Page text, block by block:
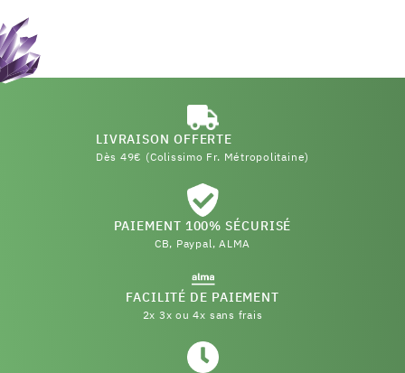
LIVRAISON OFFERTE
Dès 49€ (Colissimo Fr. Métropolitaine)
PAIEMENT 100% SÉCURISÉ
CB, Paypal, ALMA
FACILITÉ DE PAIEMENT
2x 3x ou 4x sans frais